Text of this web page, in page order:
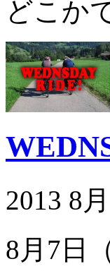
どこか
2013 8
8月7日